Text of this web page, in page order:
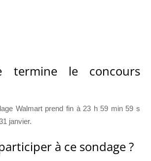
termine le concours
Walmart prend fin à 23 h 59 min 59 s
janvier.
à ce sondage ?